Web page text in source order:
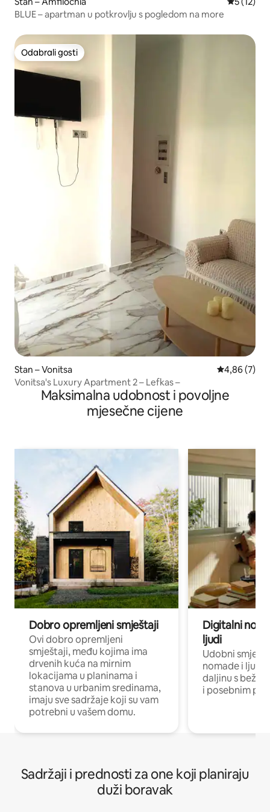
BLUE – apartman u potkrovlju s pogledom na more
Odabrali gosti
Odabrali gosti
Stan – Vonitsa Prosječna
4,86 (7)
Vonitsa's Luxury Apartment 2 – Lefkas –
Maksimalna udobnost i povoljne
mjesečne cijene
Dobro opremljeni smještaji
Ovi dobro opremljeni
smještaji, među kojima ima
drvenih kuća na mirnim
lokacijama u planinama i
stanova u urbanim sredinama,
imaju sve sadržaje koji su vam
potrebni u vašem domu.
Digitalni
ljudi
Udobni
nomade i ljude
daljinu s
i posebnim
Sadržaji i prednosti za one koji planiraju
duži boravak